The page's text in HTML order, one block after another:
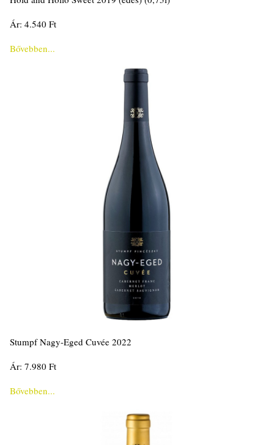
Ár: 4.540 Ft
Bővebben...
Stumpf Nagy-Eged Cuvée 2022
Ár: 7.980 Ft
Bővebben...